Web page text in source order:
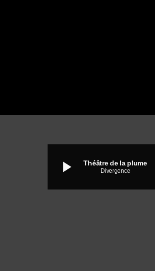
play_arrow Théâtre de la plume
Divergence